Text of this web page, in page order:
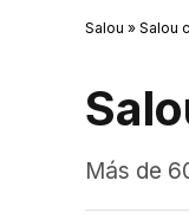
Salou » Salou
Más de